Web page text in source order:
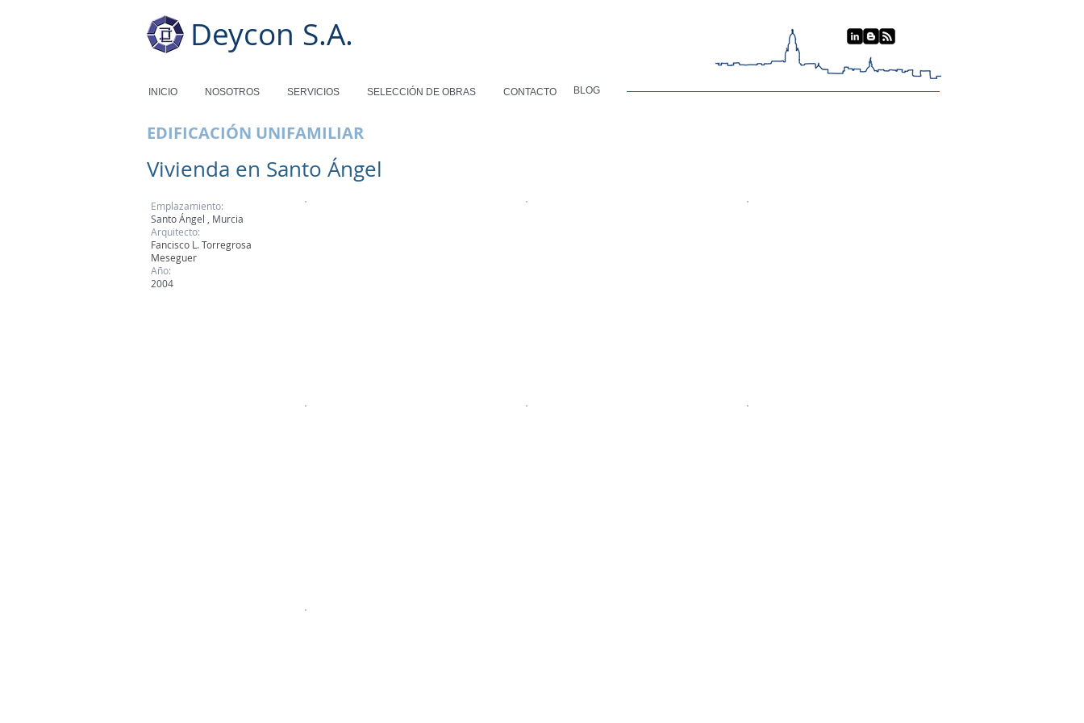
Deycon S.A.
INICIO NOSOTROS SERVICIOS SELECCIÓN DE OBRAS CONTACTO BLOG
EDIFICACIÓN UNIFAMILIAR
Vivienda en Santo Ángel
Emplazamiento:
Santo Ángel , Murcia
Arquitecto:
Fancisco L. Torregrosa
Meseguer
Año:
2004